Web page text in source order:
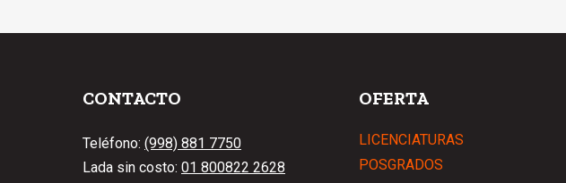
CONTACTO
Teléfono: (998) 881 7750
Lada sin costo: 01 800822 2628
OFERTA
LICENCIATURAS
POSGRADOS